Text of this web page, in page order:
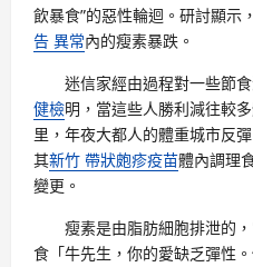
飲暴食”的惡性輪迴。研討顯示
告 異常內的瘦素暴跌。
迷信家經由過程對一些節
健檢明，當這些人勝利減往較
里，年夜大都人的體重城市反
其新竹 帶狀皰疹疫苗體內調理
變更。
瘦素是由脂肪細胞排泄的
食「牛先生，你的愛缺乏彈性